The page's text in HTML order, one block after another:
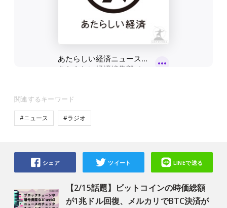
関連するキーワード
#ニュース #ラジオ
【2/15話題】ビットコインの時価総額
が1兆ドル回復、メルカリでBTC決済が
シェア ツイート LINEで送る